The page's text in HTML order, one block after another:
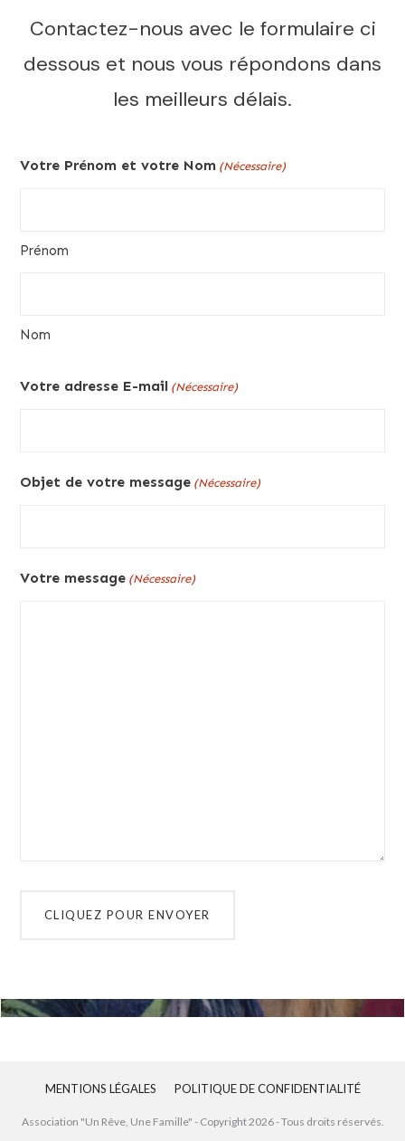
Contactez-nous avec le formulaire ci
dessous et nous vous répondons dans
les meilleurs délais.
Votre Prénom et votre Nom (Nécessaire)
Prénom
Nom
Votre adresse E-mail (Nécessaire)
Objet de votre message (Nécessaire)
Votre message (Nécessaire)
MENTIONS LÉGALES POLITIQUE DE CONFIDENTIALITÉ
Association "Un Rêve, Une Famille" - Copyright2026- Tous droits réservés.